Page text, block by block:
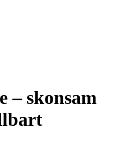
– skonsam